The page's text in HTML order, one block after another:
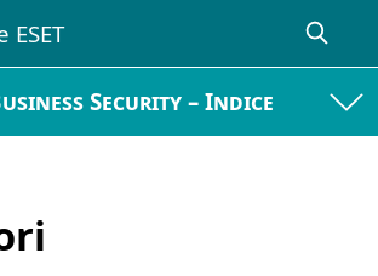
Security – Indice